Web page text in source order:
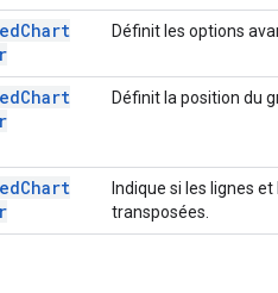
Chart
Définit les options
Chart
Définit la position du
Chart
Indique si les lignes
transposées.